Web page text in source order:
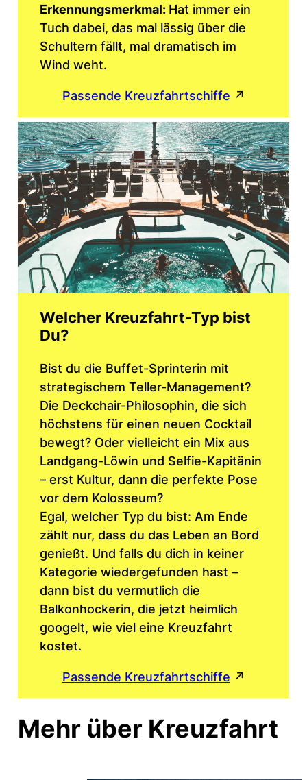
Erkennungsmerkmal: Hat immer ein
Tuch dabei, das mal lässig über die
Schultern fällt, mal dramatisch im
Wind weht.
Passende Kreuzfahrtschiffe ↗
Welcher Kreuzfahrt-Typ bist
Du?
Bist du die Buffet-Sprinterin mit
strategischem Teller-Management?
Die Deckchair-Philosophin, die sich
höchstens für einen neuen Cocktail
bewegt? Oder vielleicht ein Mix aus
Landgang-Löwin und Selfie-Kapitänin
– erst Kultur, dann die perfekte Pose
vor dem Kolosseum?
Egal, welcher Typ du bist: Am Ende
zählt nur, dass du das Leben an Bord
genießt. Und falls du dich in keiner
Kategorie wiedergefunden hast –
dann bist du vermutlich die
Balkonhockerin, die jetzt heimlich
googelt, wie viel eine Kreuzfahrt
kostet.
Passende Kreuzfahrtschiffe ↗
Mehr über Kreuzfahrt